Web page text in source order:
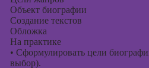
Объект биографии
Создание текстов
Обложка
На практике
• Сформулировать цели
выбор).